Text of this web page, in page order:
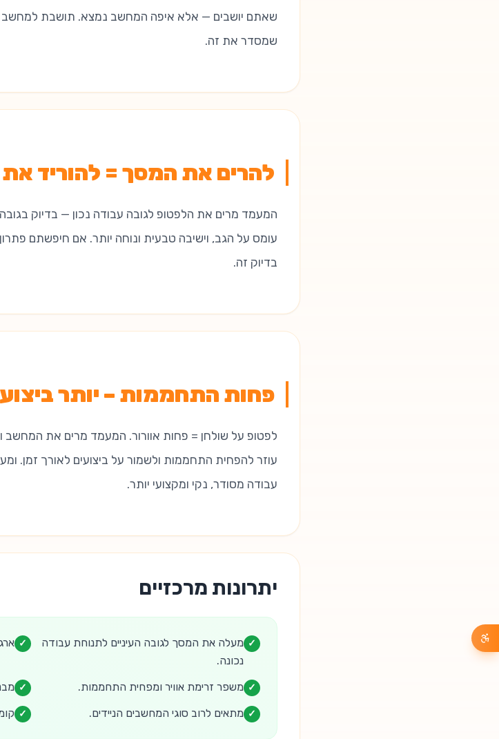
שאתם יושבים — אלא איפה המחשב נמצא. תושבת למחשב
שמסדר את זה.
להרים את המסך = להוריד
המעמד מרים את הלפטופ לגובה עבודה נכון — בדיוק
עומס על הגב, וישיבה טבעית ונוחה יותר. אם חיפשתם
בדיוק זה.
פחות התחממות – יותר
לפטופ על שולחן = פחות אוורור. המעמד מרים את המחשב
עוזר להפחית התחממות ולשמור על ביצועים לאורך זמן.
עבודה מסודר, נקי ומקצועי יותר.
יתרונות מרכזיים
✓ מעלה את המסך לגובה העיניים לתנוחת עבודה
נכונה.
✓
✓ משפר זרימת אוויר ומפחית התחממות. ✓
✓ מתאים לרוב סוגי המחשבים הניידים. ✓